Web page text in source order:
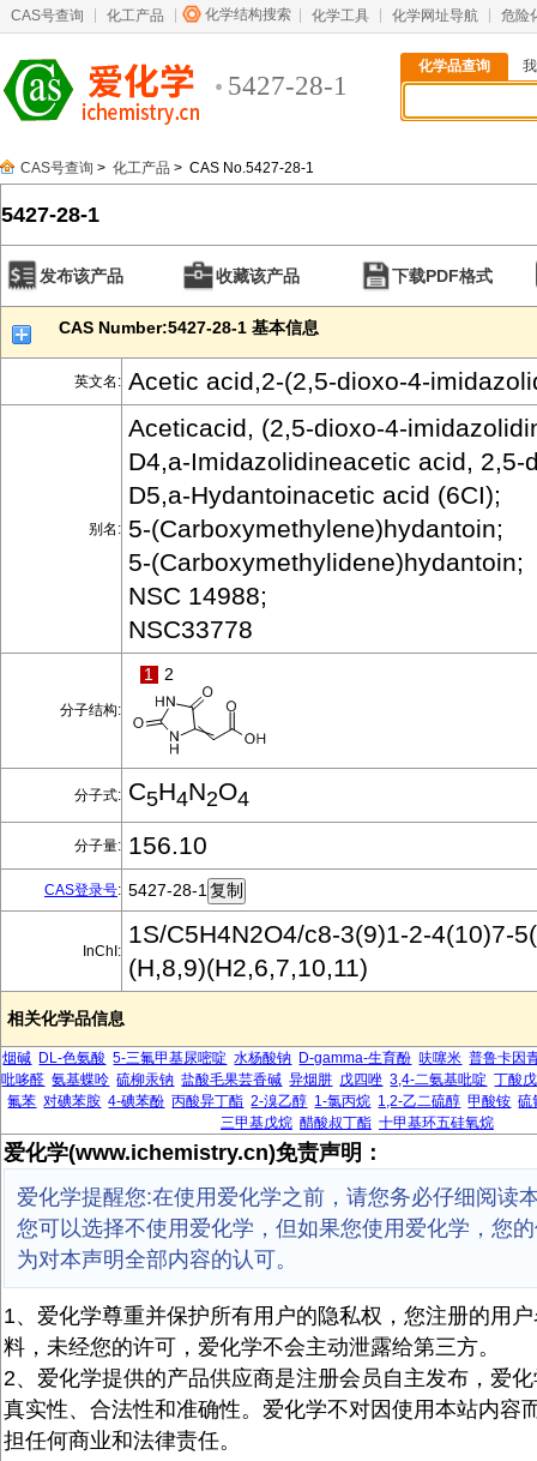
CAS号查询 化工产品 化学结构搜索 化学工具 化学网址导航 危险
5427-28-1
化学品查询
CAS号查询 > 化工产品 > CAS No.5427-28-1
5427-28-1
发布该产品 收藏该产品 下载PDF格式
CAS Number:5427-28-1 基本信息
英文名: Acetic acid,2-(2,5-dioxo-4-
别名:
Aceticacid, (2,5-dioxo-4-
D4,a-Imidazolidineacetic acid, 2,5-
D5,a-Hydantoinacetic acid (6CI);
5-(Carboxymethylene)hydantoin;
5-(Carboxymethylidene)hydantoin;
NSC 14988;
NSC33778
分子结构:
1 2
分子式: C5H4N2O4
分子量: 156.10
CAS登录号: 5427-28-1
InChI:
1S/C5H4N2O4/c8-3(9)1-2-4(10)7-
(H,8,9)(H2,6,7,10,11)
相关化学品信息
烟碱 DL-色氨酸 5-三氟甲基尿嘧啶 水杨酸钠 D-gamma-生育酚 呋噻米 普鲁卡因
吡哆醛 氨基蝶呤 硫柳汞钠 盐酸毛果芸香碱 异烟肼 戊四唑 3,4-二氨基吡啶 丁酸
氟苯 对碘苯胺 4-碘苯酚 丙酸异丁酯 2-溴乙醇 1-氯丙烷 1,2-乙二硫醇 甲酸铵 硫
三甲基戊烷 醋酸叔丁酯 十甲基环五硅氧烷
爱化学(www.ichemistry.cn)免责声明：
爱化学提醒您:在使用爱化学之前，请您务必仔细阅读
您可以选择不使用爱化学，但如果您使用爱化学，您
为对本声明全部内容的认可。
1、爱化学尊重并保护所有用户的隐私权，您注册的用
料，未经您的许可，爱化学不会主动泄露给第三方。
2、爱化学提供的产品供应商是注册会员自主发布，爱
真实性、合法性和准确性。爱化学不对因使用本站内容
担任何商业和法律责任。